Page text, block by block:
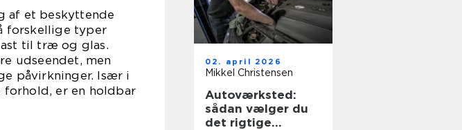
af et beskyttende
forskellige typer
til træ og glas.
udseendet, men
påvirkninger. Især i
forhold, er en holdbar
02. april 2026
Mikkel Christensen
Autoværksted:
sådan vælger du
det rigtige